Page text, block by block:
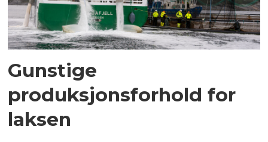
Gunstige
produksjonsforhold for
laksen